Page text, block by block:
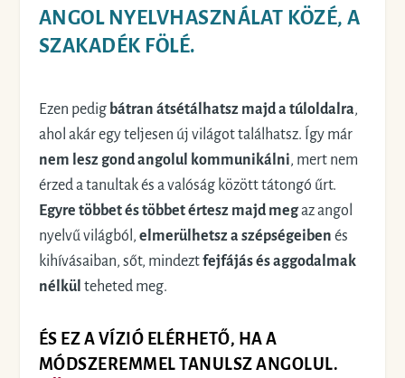
ANGOL NYELVHASZNÁLAT KÖZÉ, A
SZAKADÉK FÖLÉ.
Ezen pedig bátran átsétálhatsz majd a túloldalra,
ahol akár egy teljesen új világot találhatsz. Így már
nem lesz gond angolul kommunikálni, mert nem
érzed a tanultak és a valóság között tátongó űrt.
Egyre többet és többet értesz majd megaz angol
nyelvű világból, elmerülhetsz a szépségeiben és
kihívásaiban, sőt, mindeztfejfájás és aggodalmak
nélkül teheted meg.
ÉS EZ A VÍZIÓ ELÉRHETŐ, HA A
MÓDSZEREMMEL TANULSZ ANGOLUL.